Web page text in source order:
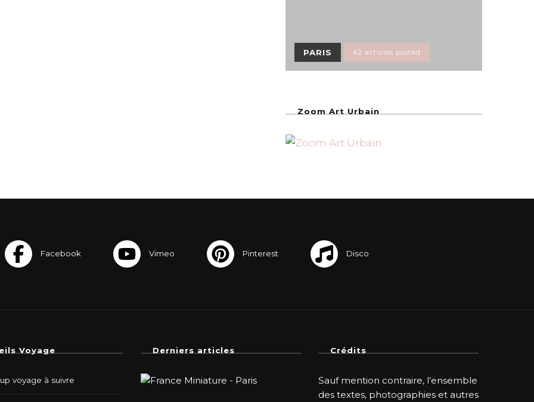
PARIS 62 articles posted
Zoom Art Urbain
Voyage
voyage à suivre
Derniers articles Crédits
Sauf mention contraire, l’ensemble
des textes, photographies et autres